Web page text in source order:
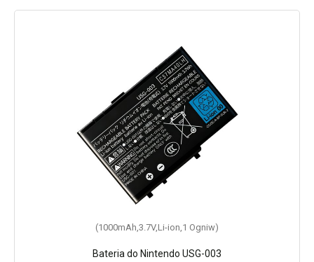
(1000mAh,3.7V,Li-ion,1 Ogniw)
Bateria do Nintendo USG-003